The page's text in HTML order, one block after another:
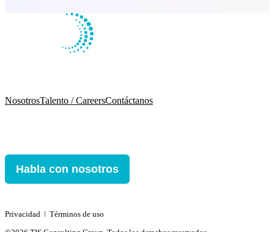
NosotrosTalento / CareersContáctanos
Habla con nosotros
Privacidad ǀ Términos de uso